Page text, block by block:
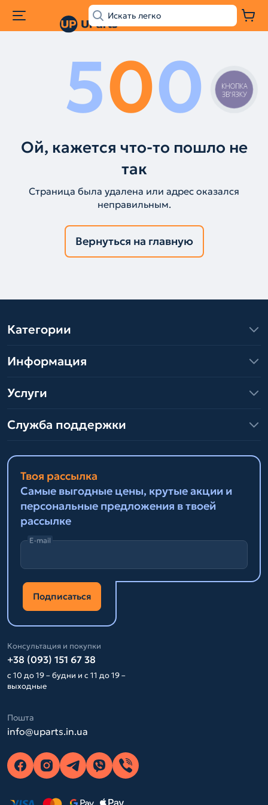
500
Ой, кажется что-то пошло не
так
Страница была удалена или адрес оказался
неправильным.
Вернуться на главную
Категории
Информация
Услуги
Служба поддержки
Твоя рассылка
Самые выгодные цены, крутые акции и
персональные предложения в твоей
рассылке
E-mail
Подписаться
Консультация и покупки
+38 (093) 151 67 38
с 10 до 19 – будни и с 11 до 19 –
выходные
Пошта
info@uparts.in.ua
КНОПКА
ЗВ'ЯЗКУ